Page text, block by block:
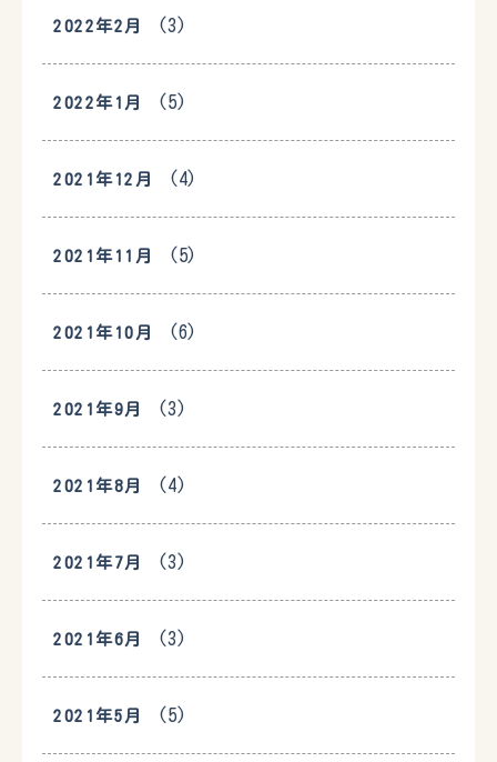
2022年2月 (3)
2022年1月 (5)
2021年12月 (4)
2021年11月 (5)
2021年10月 (6)
2021年9月 (3)
2021年8月 (4)
2021年7月 (3)
2021年6月 (3)
2021年5月 (5)